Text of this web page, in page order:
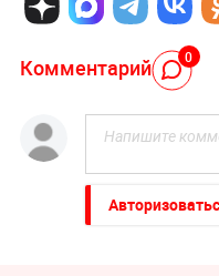
Комментарий 0